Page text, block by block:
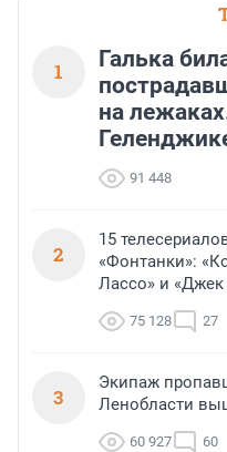
1
Галька
на
91 448
2
15
«Фонтанки»:
Лассо» и «Джек
75 128 27
3
Экипаж
Ленобласти
60 927 60